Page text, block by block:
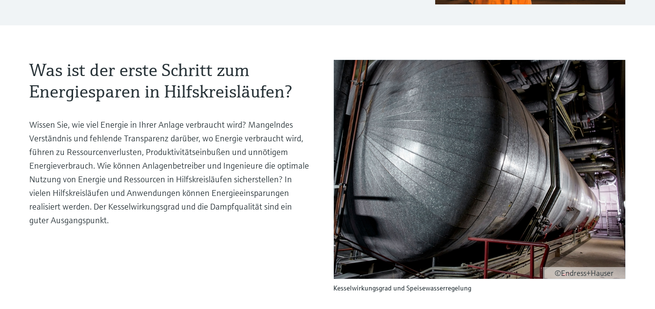
©Endress+Hauser
Kesselwirkungsgrad und Speisewasserregelung
Was ist der erste Schritt zum
Energiesparen in Hilfskreisläufen?
Wissen Sie, wie viel Energie in Ihrer Anlage verbraucht wird? Mangelndes
Verständnis und fehlende Transparenz darüber, wo Energie verbraucht wird,
führen zu Ressourcenverlusten, Produktivitätseinbußen und unnötigem
Energieverbrauch. Wie können Anlagenbetreiber und Ingenieure die optimale
Nutzung von Energie und Ressourcen in Hilfskreisläufen sicherstellen? In
vielen Hilfskreisläufen und Anwendungen können Energieeinsparungen
realisiert werden. Der Kesselwirkungsgrad und die Dampfqualität sind ein
guter Ausgangspunkt.